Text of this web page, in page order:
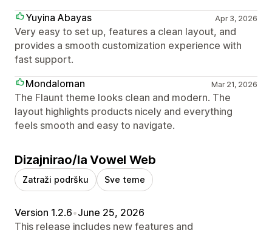
Yuyina Abayas
Apr 3, 2026
Very easy to set up, features a clean layout, and
provides a smooth customization experience with
fast support.
Mondaloman
Mar 21, 2026
The Flaunt theme looks clean and modern. The
layout highlights products nicely and everything
feels smooth and easy to navigate.
Dizajnirao/la Vowel Web
Zatraži podršku Sve teme
Version 1.2.6•June 25, 2026
This release includes new features and